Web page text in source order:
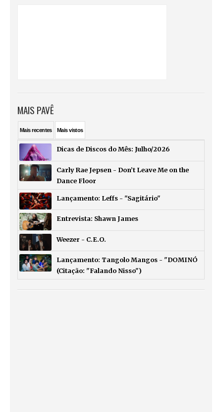
MAIS PAVÊ
Maisrecentes Maisvistos
Dicas de Discos do Mês: Julho/2026
Carly Rae Jepsen - Don’t Leave Me on the
Dance Floor
Lançamento: Leffs - "Sagitário"
Entrevista: Shawn James
Weezer - C.E.O.
Lançamento: Tangolo Mangos - "DOMINÓ
(Citação: "Falando Nisso")